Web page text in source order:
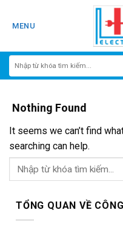
MENU
Nothing Found
It seems we can’t find
searching can help.
TỔNG QUAN VỀ